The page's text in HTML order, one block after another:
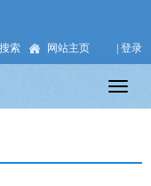
搜索 网站主页 | 登录